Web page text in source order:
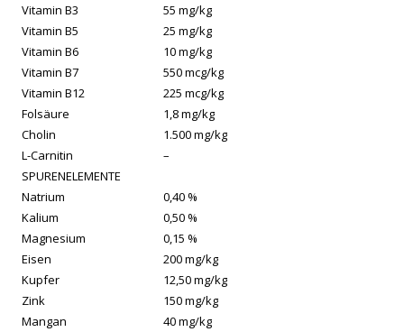
Vitamin B3
55 mg/kg
Vitamin B5
25 mg/kg
Vitamin B6
10 mg/kg
Vitamin B7
550 mcg/kg
Vitamin B12
225 mcg/kg
Folsäure
1,8 mg/kg
Cholin
1.500 mg/kg
L-Carnitin
–
SPURENELEMENTE
Natrium
0,40 %
Kalium
0,50 %
Magnesium
0,15 %
Eisen
200 mg/kg
Kupfer
12,50 mg/kg
Zink
150 mg/kg
Mangan
40 mg/kg